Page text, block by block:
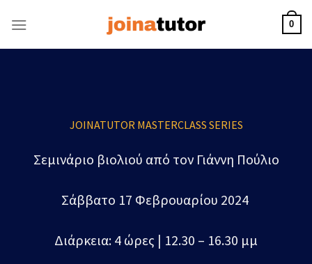
0
JOINATUTOR MASTERCLASS SERIES
Σεμινάριο βιολιού από τον Γιάννη Πούλιο
Σάββατο 17 Φεβρουαρίου 2024
Διάρκεια: 4 ώρες | 12.30 – 16.30 μμ